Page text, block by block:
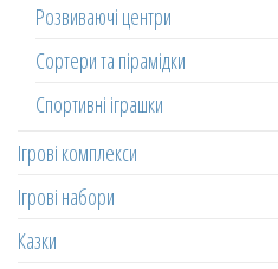
Розвиваючі центри
Сортери та пірамідки
Спортивні іграшки
Ігрові комплекси
Ігрові набори
Казки